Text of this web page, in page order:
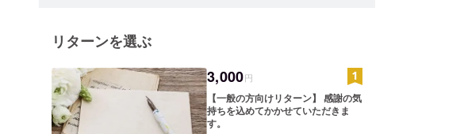
習い事×農業×食育
習い事×企業×学生(主婦、高齢者)
様々なビジネスを思案中です。
リターンを選ぶ
3,000円
【一般の方向けリターン】 感謝の気
持ちを込めてかかせていただきま
す。